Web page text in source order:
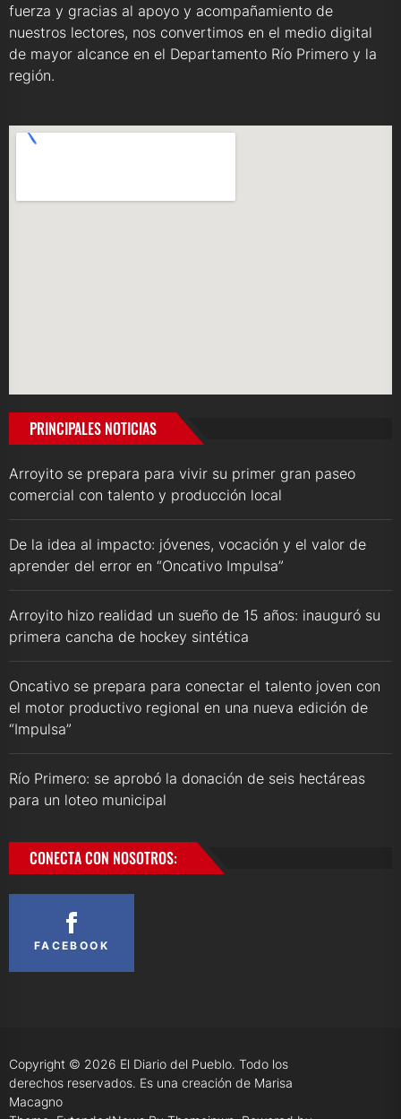
fuerza y gracias al apoyo y acompañamiento de
nuestros lectores, nos convertimos en el medio digital
de mayor alcance en el Departamento Río Primero y la
región.
PRINCIPALES NOTICIAS
Arroyito se prepara para vivir su primer gran paseo
comercial con talento y producción local
De la idea al impacto: jóvenes, vocación y el valor de
aprender del error en “Oncativo Impulsa”
Arroyito hizo realidad un sueño de 15 años: inauguró su
primera cancha de hockey sintética
Oncativo se prepara para conectar el talento joven con
el motor productivo regional en una nueva edición de
“Impulsa”
Río Primero: se aprobó la donación de seis hectáreas
para un loteo municipal
CONECTA CON NOSOTROS:
FACEBOOK
Copyright © 2026 El Diario del Pueblo. Todo los
derechos reservados. Es una creación de Marisa
Macagno